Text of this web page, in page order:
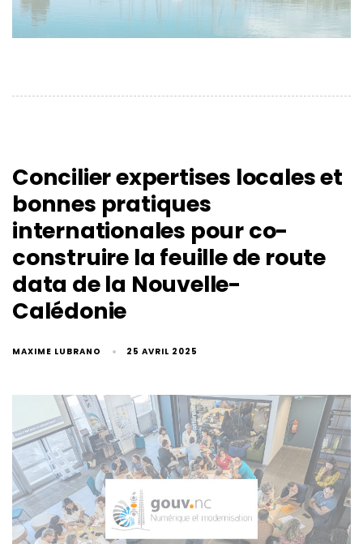
Concilier expertises locales et
bonnes pratiques
internationales pour co-
construire la feuille de route
data de la Nouvelle-
Calédonie
MAXIME LUBRANO 25 AVRIL 2025